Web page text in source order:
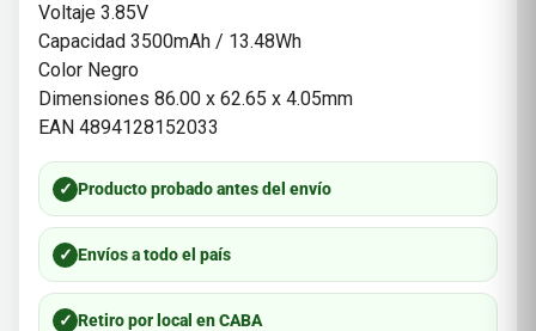
Voltaje 3.85V
Capacidad 3500mAh / 13.48Wh
Color Negro
Dimensiones 86.00 x 62.65 x 4.05mm
EAN 4894128152033
✓ Producto probado antes del envío
✓ Envíos a todo el país
✓ Retiro por local en CABA